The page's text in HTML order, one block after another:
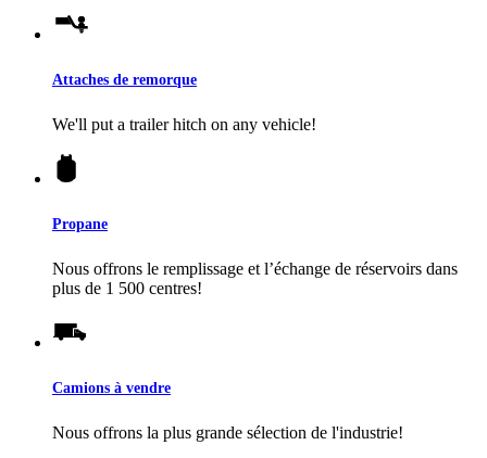
Attaches de remorque
We'll put a trailer hitch on any vehicle!
Propane
Nous offrons le remplissage et l’échange de réservoirs dans
plus de 1 500 centres!
Camions à vendre
Nous offrons la plus grande sélection de l'industrie!